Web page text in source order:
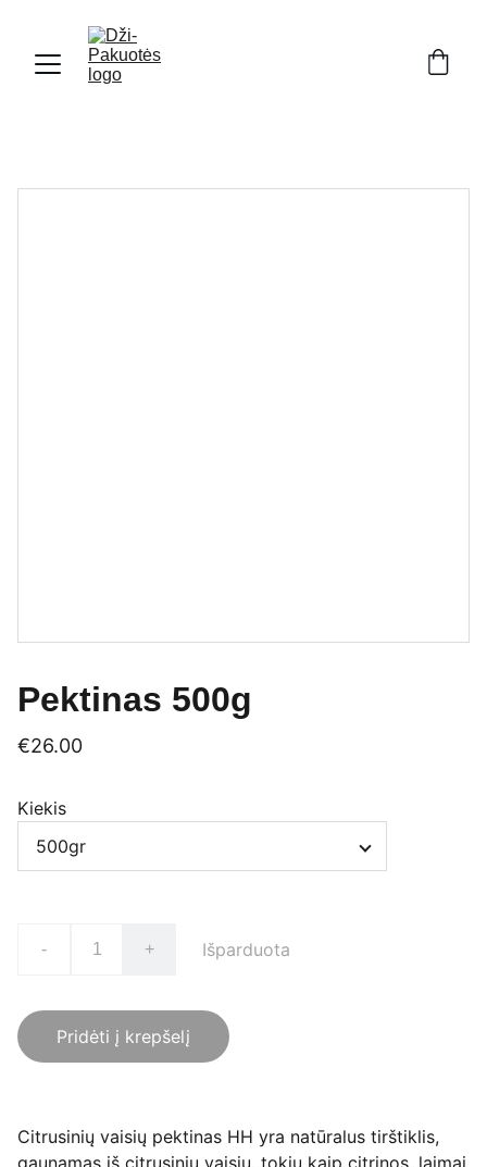
Pektinas 500g
€26.00
Kiekis
- + Išparduota
Pridėti į krepšelį
Citrusinių vaisių pektinas HH yra natūralus tirštiklis,
gaunamas iš citrusinių vaisių, tokių kaip citrinos, laimai